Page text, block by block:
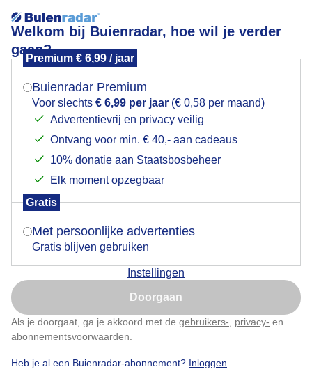
Welkom bij Buienradar, hoe wil je verder
gaan?
Premium € 6,99 / jaar
Buienradar Premium
Voor slechts € 6,99 per jaar (€ 0,58 per maand)
Advertentievrij en privacy veilig
Ontvang voor min. € 40,- aan cadeaus
10% donatie aan Staatsbosbeheer
Elk moment opzegbaar
Gratis
Met persoonlijke advertenties
Gratis blijven gebruiken
Instellingen
Doorgaan
Als je doorgaat, ga je akkoord met de gebruikers- privacy- en
abonnementsvoorwaarden
Heb je al een Buienradar-abonnement? Inloggen
ZON EN ZEE
Door: Els Bax Gemaakt: 11-11-2025, 29x bekeken
Mogen we je locatie gebruiken voor het
Indien je hier nog geen akkoord op hebt gegeven,
verschijnt er zo een pop-up uit je browser waarin
Is goed, toon de popup
Nu niet, misschien later
Klik hierom dit aan te passen